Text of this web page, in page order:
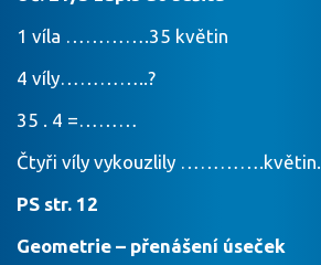
1 víla ………….35 květin
4 víly…………..?
35 . 4 =………
Čtyři víly vykouzlily ………….květin.
PS str. 12
Geometrie – přenášení úseček